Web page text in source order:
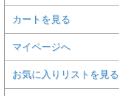
カートを見る
マイページへ
お気に入りリストを見る